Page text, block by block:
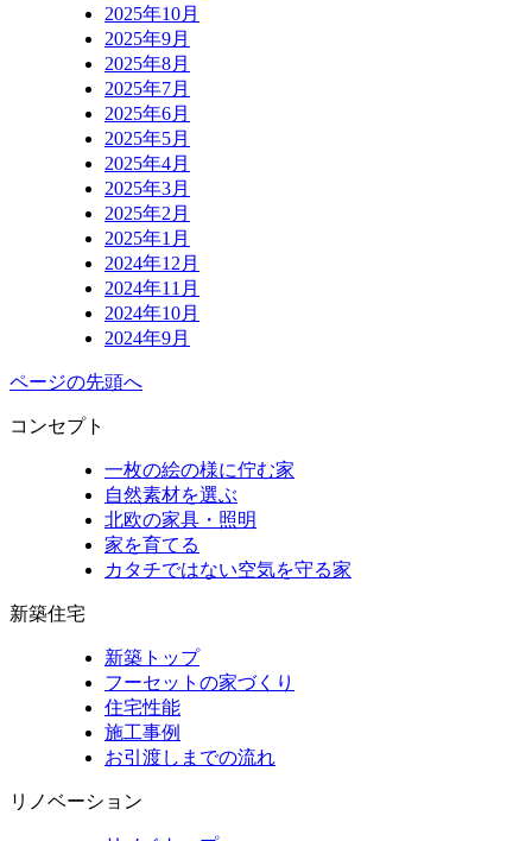
2025年10月
2025年9月
2025年8月
2025年7月
2025年6月
2025年5月
2025年4月
2025年3月
2025年2月
2025年1月
2024年12月
2024年11月
2024年10月
2024年9月
ページの先頭へ
コンセプト
一枚の絵の様に佇む家
自然素材を選ぶ
北欧の家具・照明
家を育てる
カタチではない空気を守る家
新築住宅
新築トップ
フーセットの家づくり
住宅性能
施工事例
お引渡しまでの流れ
リノベーション